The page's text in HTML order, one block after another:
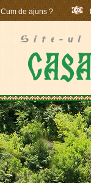
Cum de ajuns ?